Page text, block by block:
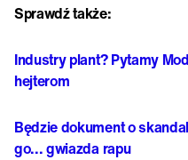
Sprawdź także:
Industry plant? Pytamy
hejterom
Będzie dokument o
go... gwiazda rapu